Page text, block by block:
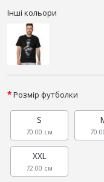
Інші кольори
Розмір футболки
S
70.00 см
XXL
72.00 см